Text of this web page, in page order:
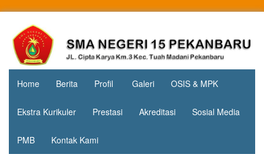
contentSMA
Negeri 15
Pekanbaru
Jl. Cipta
Karya
KM.3, Kec.
Tuah
Madani,
Home Berita Profil Galeri OSIS & MPK
Ekstra Kurikuler Prestasi Akreditasi Sosial Media
PMB Kontak Kami